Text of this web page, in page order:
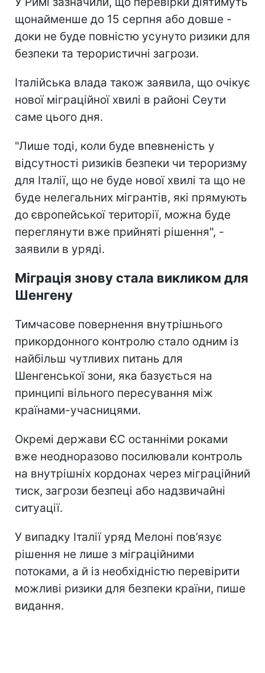
щонайменше до 15 серпня або довше -
доки не буде повністю усунуто ризики для
безпеки та терористичні загрози.
Італійська влада також заявила, що очікує
нової міграційної хвилі в районі Сеути
саме цього дня.
"Лише тоді, коли буде впевненість у
відсутності ризиків безпеки чи тероризму
для Італії, що не буде нової хвилі та що не
буде нелегальних мігрантів, які прямують
до європейської території, можна буде
переглянути вже прийняті рішення", -
заявили в уряді.
Міграція знову стала викликом для
Шенгену
Тимчасове повернення внутрішнього
прикордонного контролю стало одним із
найбільш чутливих питань для
Шенгенської зони, яка базується на
принципі вільного пересування між
країнами-учасницями.
Окремі держави ЄС останніми роками
вже неодноразово посилювали контроль
на внутрішніх кордонах через міграційний
тиск, загрози безпеці або надзвичайні
ситуації.
У випадку Італії уряд Мелоні пов’язує
рішення не лише з міграційними
потоками, а й із необхідністю перевірити
можливі ризики для безпеки країни, пише
видання.